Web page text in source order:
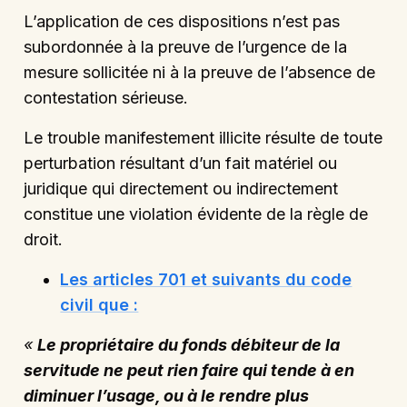
L’application de ces dispositions n’est pas
subordonnée à la preuve de l’urgence de la
mesure sollicitée ni à la preuve de l’absence de
contestation sérieuse.
Le trouble manifestement illicite résulte de toute
perturbation résultant d’un fait matériel ou
juridique qui directement ou indirectement
constitue une violation évidente de la règle de
droit.
Les articles 701 et suivants du code
civil que :
«Le propriétaire du fonds débiteur de la
servitude ne peut rien faire qui tende à en
diminuer l’usage, ou à le rendre plus